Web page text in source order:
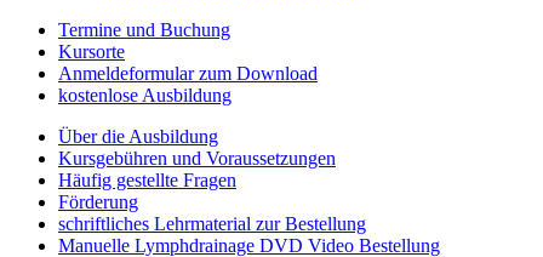
Termine und Buchung
Kursorte
Anmeldeformular zum Download
kostenlose Ausbildung
Über die Ausbildung
Kursgebühren und Voraussetzungen
Häufig gestellte Fragen
Förderung
schriftliches Lehrmaterial zur Bestellung
Manuelle Lymphdrainage DVD Video Bestellung